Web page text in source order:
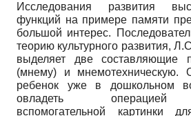
Исследования развития
функций на примере памяти
большой интерес.
теорию культурного развития,
выделяет две составляющие
(мнему) и мнемотехническую.
ребенок уже в дошкольном
овладеть операцией
вспомогательной картинки